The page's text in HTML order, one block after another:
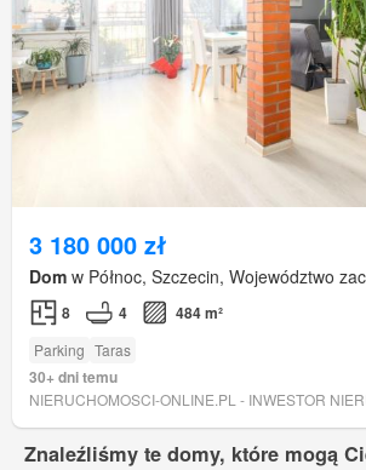
3 180 000 zł
Dom w Północ, Szczecin, Województwo
8 4 484 m²
Parking Taras
30+ dni temu
NIERUCHOMOSCI-ONLINE.PL - INWESTOR
Znaleźliśmy te domy, które mogą